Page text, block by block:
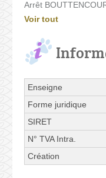
Arrêt
Voir tout
Enseigne
Forme juridique
SIRET
N° TVA Intra.
Création